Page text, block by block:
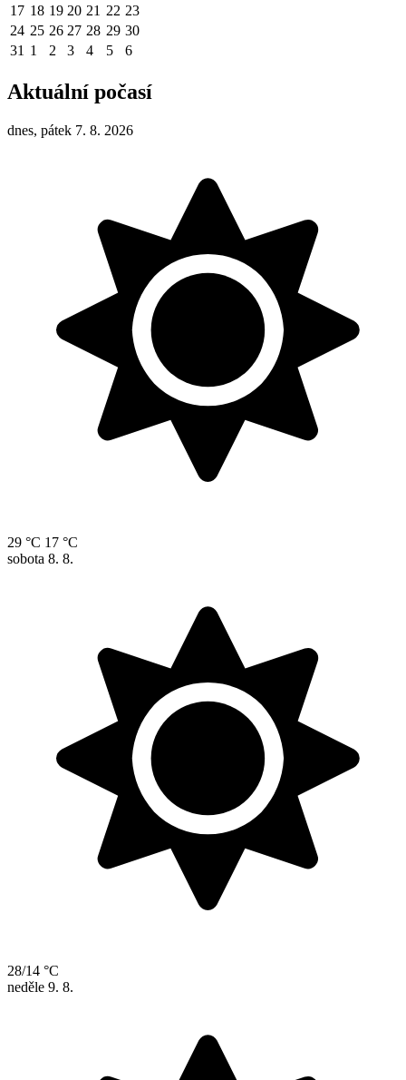
17 18 19 20 21 22 23
24 25 26 27 28 29 30
31 1 2 3 4 5 6
Aktuální počasí
dnes, pátek 7. 8. 2026
29 °C 17 °C
sobota 8. 8.
28/14 °C
neděle 9. 8.